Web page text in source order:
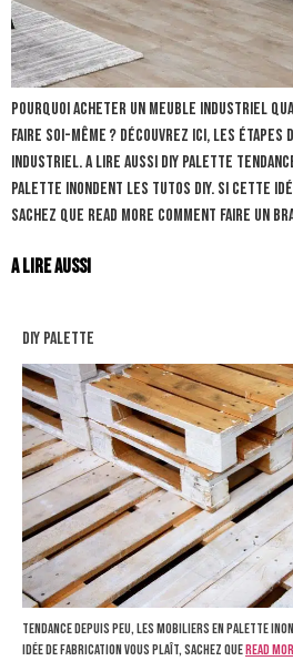
Pourquoi acheter un meuble industriel
faire soi-même ? Découvrez ici, les étapes
industriel. A lire aussi diy palette
palette inondent les tutos DIY. Si cette
sachez que Read more Comment Faire un
A lire aussi
diy palette
Tendance depuis peu, les mobiliers en palette
idée de fabrication vous plaît, sachez queRead